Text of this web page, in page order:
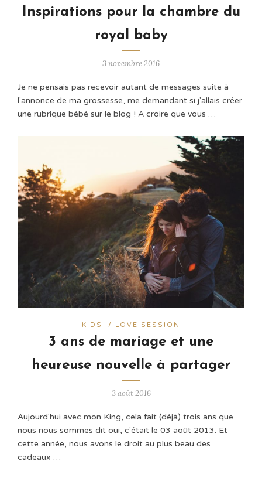
Inspirations pour la chambre du
royal baby
3 novembre 2016
Je ne pensais pas recevoir autant de messages suite à
l'annonce de ma grossesse, me demandant si j'allais créer
une rubrique bébé sur le blog ! A croire que vous …
KIDS / LOVE SESSION
3 ans de mariage et une
heureuse nouvelle à partager
3 août 2016
Aujourd'hui avec mon King, cela fait (déjà) trois ans que
nous nous sommes dit oui, c'était le 03 août 2013. Et
cette année, nous avons le droit au plus beau des
cadeaux …